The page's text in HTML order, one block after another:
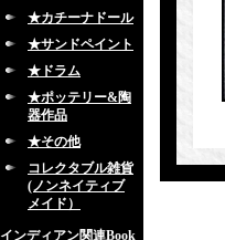
★カチーナドール
★サンドペイント
★ドラム
★ポッテリー&陶
器作品
★その他
コレクタブル雑貨
(ノンネイティブ
メイド）
インディアン関連Book